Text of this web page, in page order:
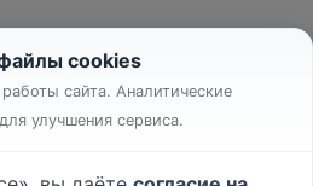
Реклама
cookies
сайта. Аналитические
улучшения сервиса.